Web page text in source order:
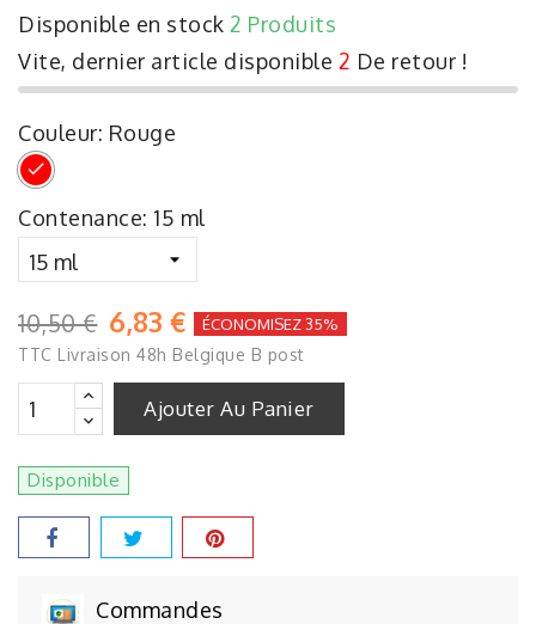
Disponible en stock 2 Produits
Vite, dernier article disponible 2 De retour !
Couleur: Rouge
Rouge
Contenance: 15 ml
10,50 € 6,83 € ÉCONOMISEZ 35%
TTC Livraison 48h Belgique B post
Ajouter Au Panier
Disponible
Commandes